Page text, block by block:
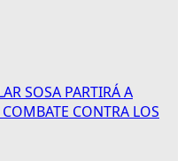
SOSA PARTIRÁ A
CONTRA LOS